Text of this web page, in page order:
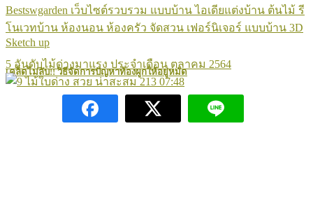
Bestswgarden เว็บไซต์รวบรวม แบบบ้าน ไอเดียแต่งบ้าน ต้นไม้ รี
โนเวทบ้าน ห้องนอน ห้องครัว จัดสวน เฟอร์นิเจอร์ แบบบ้าน 3D
Sketch up
เคล็ดไม่ลับ!! วิธีจัดการปัญหาท้องผูกให้อยู่หมัด
5 อันดับไม้ด่างมาแรง ประจำเดือน ตุลาคม 2564
213 07:48